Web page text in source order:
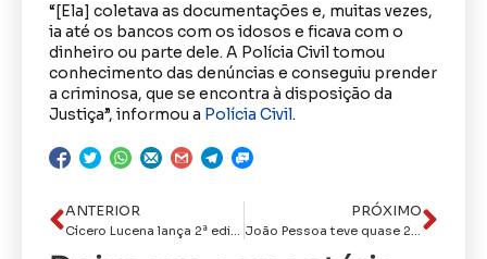
“[Ela] coletava as documentações e, muitas vezes,
ia até os bancos com os idosos e ficava com o
dinheiro ou parte dele. A Polícia Civil tomou
conhecimento das denúncias e conseguiu prender
a criminosa, que se encontra à disposição da
Justiça”, informou a Polícia Civil.
ANTERIOR
Cícero Lucena lança 2ª edição da Corrida Paraibana pelo Autismo e destaca cultura inclusiva de João Pessoa
PRÓXIMO
João Pessoa teve quase 200 mm de chuva em três dias; veja bairros que mais choveram